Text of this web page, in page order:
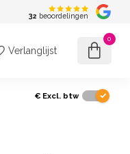
32 beoordelingen
Verlanglijst
0
€ Excl. btw